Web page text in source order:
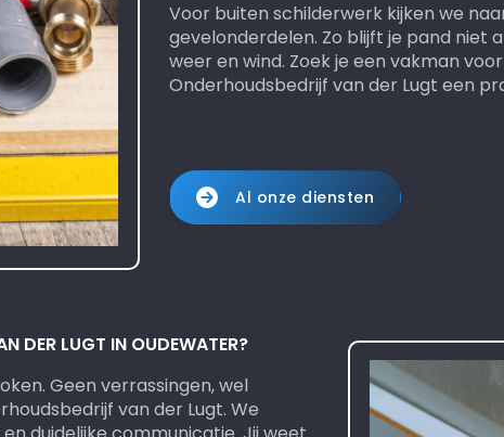
Voor buiten schilderwerk kijken we
gevelonderdelen. Zo blijft je pand niet
weer en wind. Zoek je een vakman
Onderhoudsbedrijf van der Lugt een
Al onze diensten
DER LUGT IN OUDEWATER?
Geen verrassingen, wel
van der Lugt. We